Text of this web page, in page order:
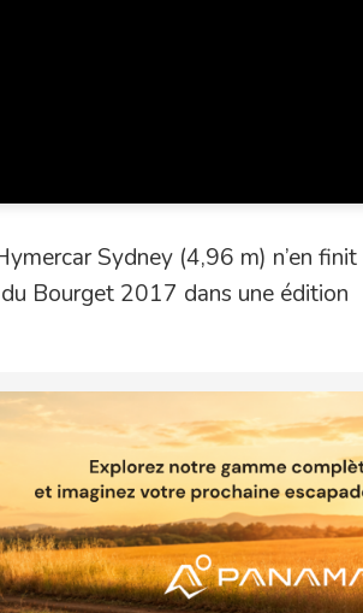
Sydney (4,96 m) n’en
Bourget 2017 dans une édition